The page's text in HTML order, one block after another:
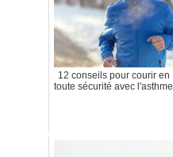
12 conseils pour courir en
toute sécurité avec l'asthme